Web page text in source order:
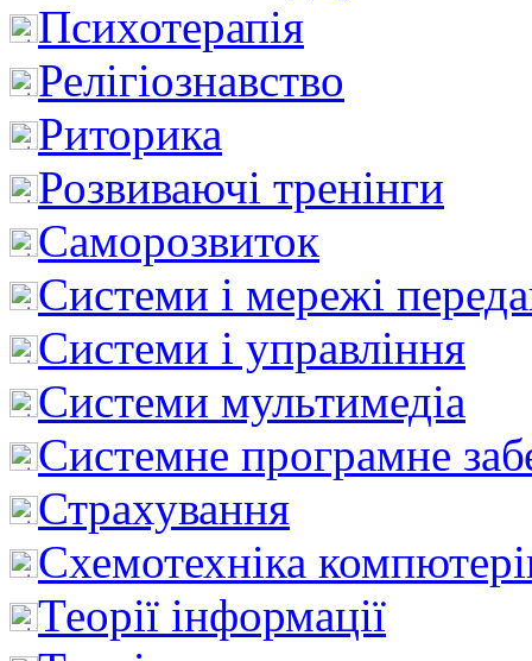
Психотерапія
Релігіознавство
Риторика
Розвиваючі тренінги
Саморозвиток
Системи і мережі
Системи і управління
Системи мультимедіа
Системне програмне
Страхування
Схемотехніка
Теорії інформації